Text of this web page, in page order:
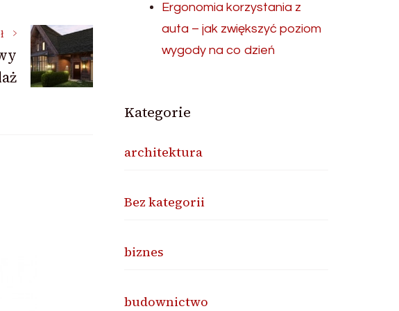
Ergonomia korzystania z
auta – jak zwiększyć poziom
wygody na co dzień
Kategorie
architektura
Bez kategorii
biznes
budownictwo